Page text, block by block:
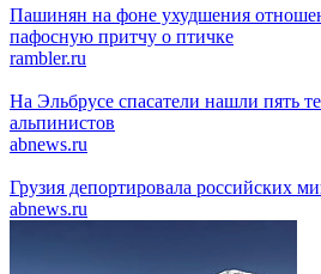
Пашинян на фоне ухудшения
пафосную притчу о птичке
rambler.ru
На Эльбрусе спасатели нашли пять
альпинистов
abnews.ru
Грузия депортировала российских
abnews.ru